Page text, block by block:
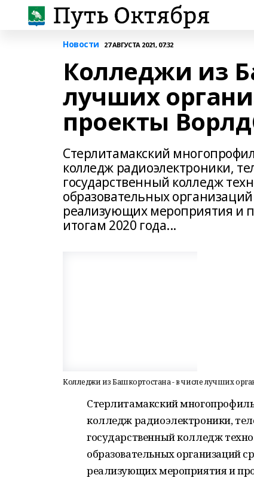
Новости 27 АВГУСТА 2021, 07:32
Колледжи из
лучших
проекты
Стерлитамакский
колледж радиоэлектроники,
государственный колледж
образовательных
реализующих мероприятия и
итогам 2020 года...
Колледжи из Башкортостана - в числе лучших
Стерлитамакский
колледж радиоэлектроники,
государственный колледж
образовательных организаций
реализующих мероприятия и